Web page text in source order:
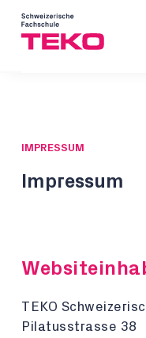
IMPRESSUM
Impressum
TEKO
Pilatusstrasse 38